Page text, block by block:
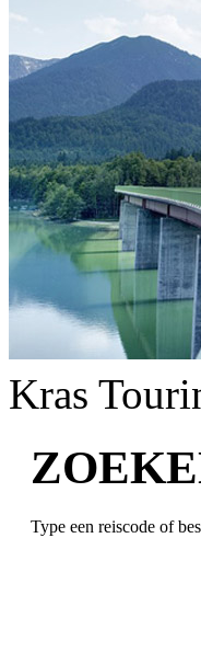
Kras
Type een reiscode of